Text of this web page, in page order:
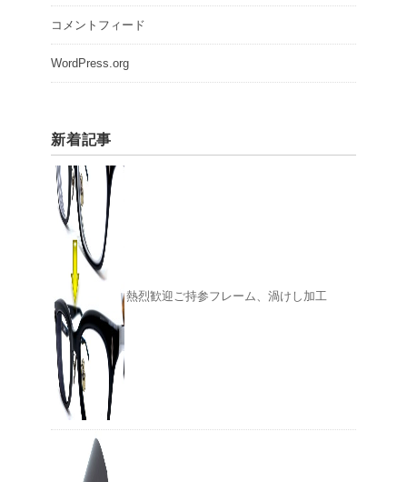
コメントフィード
WordPress.org
新着記事
熱烈歓迎ご持参フレーム、渦けし加工